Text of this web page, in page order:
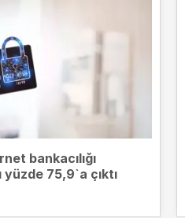
bankacılığı
yüzde 75,9`a çıktı